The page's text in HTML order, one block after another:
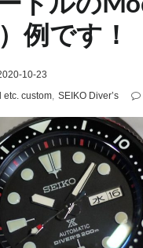
例です！
10-23
etc. custom, SEIKO Diver’s